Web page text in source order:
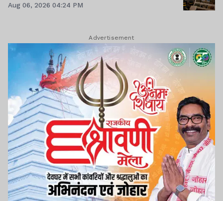
Aug 06, 2026 04:24 PM
Advertisement